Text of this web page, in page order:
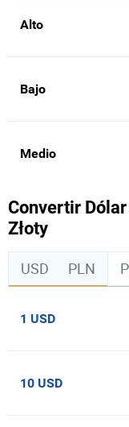
Alto
Bajo
Medio
Convertir
Złoty
USD PLN
1 USD
10 USD